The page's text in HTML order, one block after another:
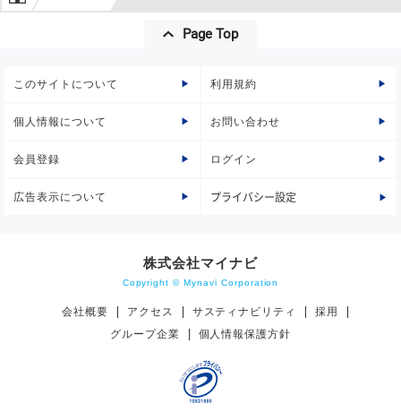
Page Top
このサイトについて 利用規約
個人情報について お問い合わせ
会員登録 ログイン
広告表示について プライバシー設定
株式会社マイナビ
Copyright © Mynavi Corporation
会社概要 アクセス サスティナビリティ
採用
グループ企業
個人情報保護方針